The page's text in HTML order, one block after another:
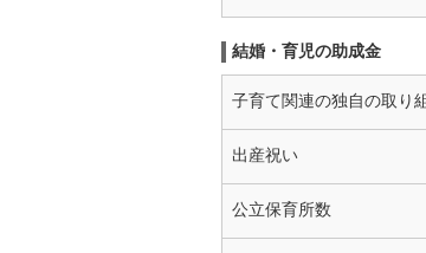
結婚・育児の助成金
子育て関連の独自の取り
出産祝い
公立保育所数